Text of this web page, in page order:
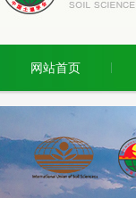
网站首页